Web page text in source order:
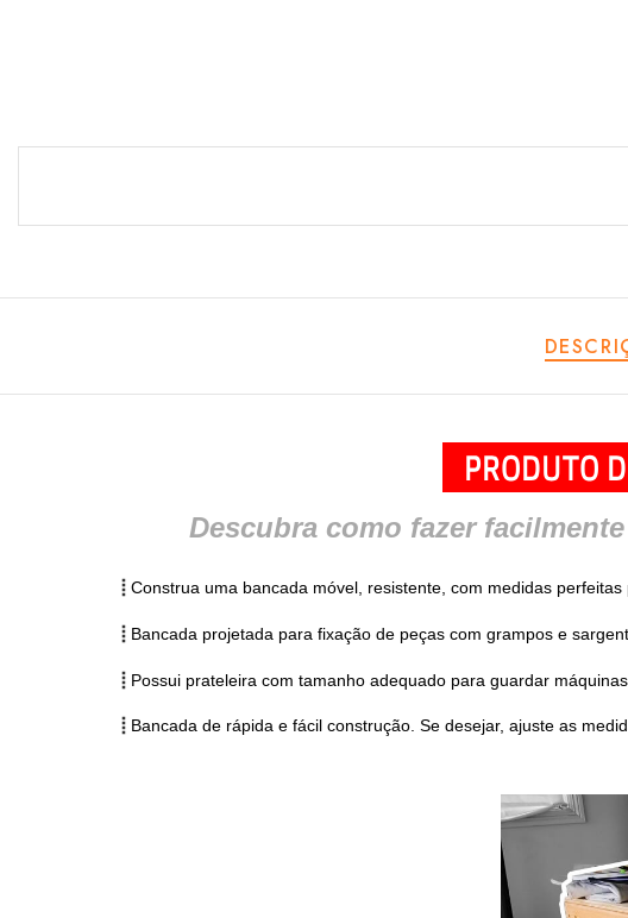
Descubra como fazer
Construa uma bancada móvel, resistente, com medidas
Bancada projetada para fixação de peças com grampos e
Possui prateleira com tamanho adequado para guardar
Bancada de rápida e fácil construção. Se desejar, ajuste as